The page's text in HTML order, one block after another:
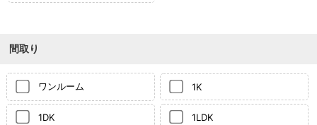
間取り
ワンルーム 1K
1DK 1LDK